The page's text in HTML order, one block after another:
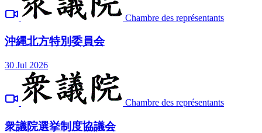
Chambre des représentants
沖縄北方特別委員会
30 Jul 2026
Chambre des représentants
衆議院選挙制度協議会